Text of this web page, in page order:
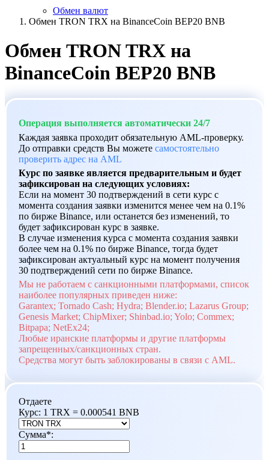
Обмен валют
Обмен TRON TRX на BinanceCoin BEP20 BNB
Обмен TRON TRX на
BinanceCoin BEP20 BNB
Операция выполняется автоматически 24/7
Каждая заявка проходит обязательную AML-проверку.
До отправки средств Вы можете самостоятельно
проверить адрес на AML
Курс по заявке является предварительным и будет
зафиксирован на следующих условиях:
Если на момент 30 подтверждений в сети курс с
момента создания заявки изменится менее чем на 0.1%
по бирже Binance, или останется без изменений, то
будет зафиксирован курс в заявке.
В случае изменения курса с момента создания заявки
более чем на 0.1% по бирже Binance, тогда будет
зафиксирован актуальный курс на момент получения
30 подтверждений сети по бирже Binance.
Мы не работаем с санкционными платформами, список
наиболее популярных приведен ниже:
Garantex; Tornado Cash; Hydra; Blender.io; Lazarus Group;
Genesis Market; ChipMixer; Shinbad.io; Yolo; Commex;
Bitpapa; NetEx24;
Любые иранские платформы и другие платформы
запрещенных/санкционных стран.
Средства могут быть заблокированы в связи с AML.
Отдаете
Курс: 1 TRX = 0.000541 BNB
Сумма*: